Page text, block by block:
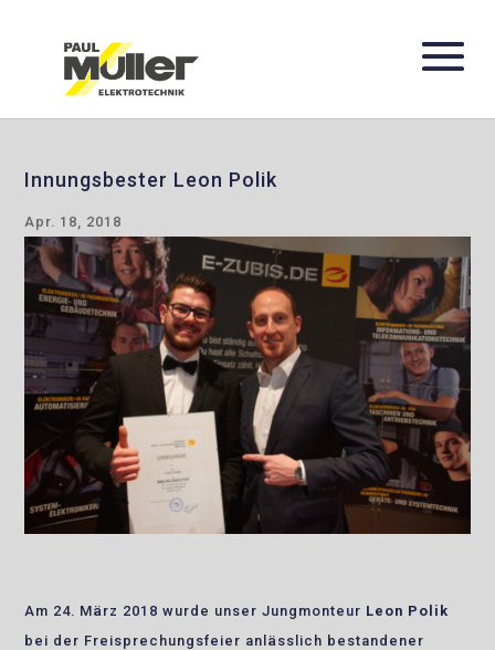
Innungsbester Leon Polik
Apr. 18, 2018
Am 24. März 2018 wurde unser Jungmonteur Leon Polik
bei der Freisprechungsfeier anlässlich bestandener